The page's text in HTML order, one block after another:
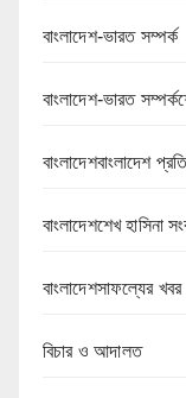
বাংলাদেশ-ভারত সম্পর্ক
বাংলাদেশ-ভারত
বাংলাদেশবাংলাদেশ
বাংলাদেশশেখ হাসিনা
বাংলাদেশসাফল্যের খবর
বিচার ও আদালত